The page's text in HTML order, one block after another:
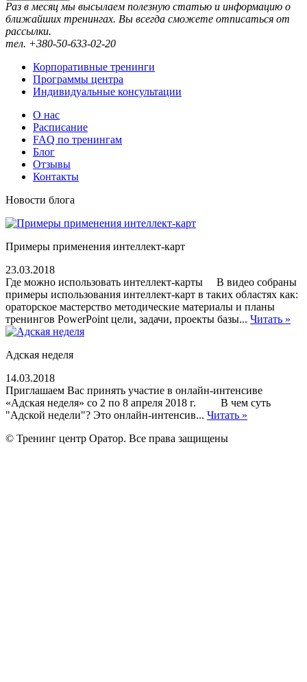
Раз в месяц мы высылаем полезную статью и информацию о
ближайших тренингах. Вы всегда сможете отписаться от
рассылки.
тел. +380-50-633-02-20
Корпоративные тренинги
Программы центра
Индивидуальные консультации
О нас
Расписание
FAQ по тренингам
Блог
Отзывы
Контакты
Новости блога
Примеры применения интеллект-карт
23.03.2018
Где можно использовать интеллект-карты В видео собраны
примеры использования интеллект-карт в таких областях как:
ораторское мастерство методические материалы и планы
тренингов PowerPoint цели, задачи, проекты базы... Читать »
Адская неделя
14.03.2018
Приглашаем Вас принять участие в онлайн-интенсиве
«Адская неделя» со 2 по 8 апреля 2018 г. В чем суть
"Адской недели"? Это онлайн-интенсив... Читать »
© Тренинг центр Оратор. Все права защищены